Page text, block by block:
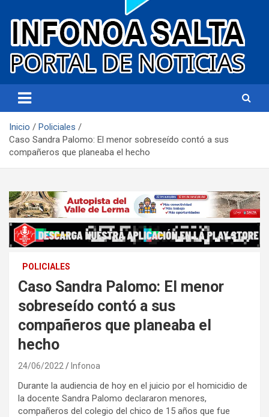
Infonoa Salta
Inicio
Policiales
Caso Sandra Palomo: El menor sobreseído contó a sus
compañeros que planeaba el hecho
POLICIALES
Caso Sandra Palomo: El menor
sobreseído contó a sus
compañeros que planeaba el
hecho
24/06/2022 Infonoa
Durante la audiencia de hoy en el juicio por el homicidio de
la docente Sandra Palomo declararon menores,
compañeros del colegio del chico de 15 años que fue